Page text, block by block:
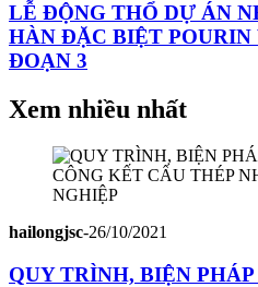
LỄ ĐỘNG THỔ DỰ ÁN
HÀN ĐẶC BIỆT
ĐOẠN 3
Xem nhiều nhất
hailongjsc-26/10/2021
QUY TRÌNH, BIỆN